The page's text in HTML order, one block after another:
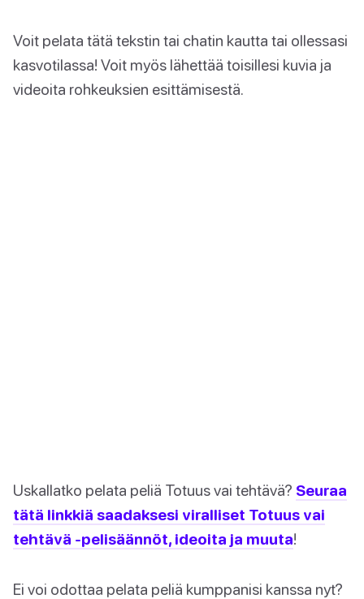
Voit pelata tätä tekstin tai chatin kautta tai ollessasi
kasvotilassa! Voit myös lähettää toisillesi kuvia ja
videoita rohkeuksien esittämisestä.
Uskallatko pelata peliä Totuus vai tehtävä? Seuraa
tätä linkkiä saadaksesi viralliset Totuus vai
tehtävä -pelisäännöt, ideoita ja muuta!
Ei voi odottaa pelata peliä kumppanisi kanssa nyt?